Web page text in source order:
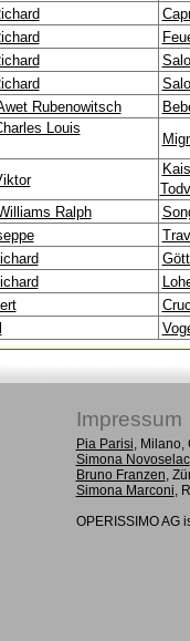
Rubenowitsch
Louis
Ralph
Impressum
Pia Parisi, Milano,
Simona Novoselac
Bruno Franzen,
Simona Marconi,
OPERISSIMO AG